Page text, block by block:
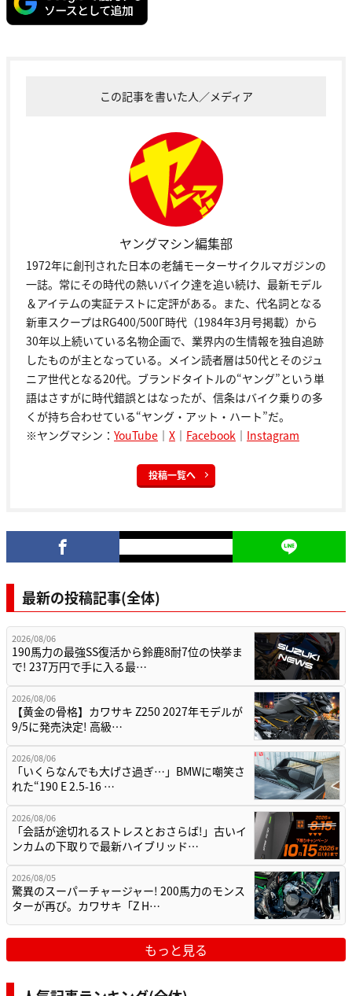
この記事を書いた人／メディア
ヤングマシン編集部
1972年に創刊された日本の老舗モーターサイクルマガジンの
一誌。常にその時代の熱いバイク達を追い続け、最新モデル
＆アイテムの実証テストに定評がある。また、代名詞となる
新車スクープはRG400/500Γ時代（1984年3月号掲載）から
30年以上続いている名物企画で、業界内の生情報を独自追跡
したものが主となっている。メイン読者層は50代とそのジュ
ニア世代となる20代。ブランドタイトルの“ヤング”という単
語はさすがに時代錯誤とはなったが、信条はバイク乗りの多
くが持ち合わせている“ヤング・アット・ハート”だ。
※ヤングマシン： YouTube ｜ X ｜ Facebook ｜ Instagram
投稿一覧へ
最新の投稿記事(全体)
2026/08/06
190馬力の最強SS復活から鈴鹿8耐7位の快挙ま
で! 237万円で手に入る最…
2026/08/06
【黄金の骨格】カワサキ Z250 2027年モデルが
9/5に発売決定! 高級…
2026/08/06
「いくらなんでも大げさ過ぎ…」BMWに嘲笑さ
れた“190 E 2.5-16 …
2026/08/06
「会話が途切れるストレスとおさらば!」古いイ
ンカムの下取りで最新ハイブリッド…
2026/08/05
驚異のスーパーチャージャー! 200馬力のモンス
ターが再び。カワサキ「Z H…
もっと見る